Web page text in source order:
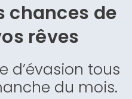
chances de
rêves
d’évasion tous
du mois.